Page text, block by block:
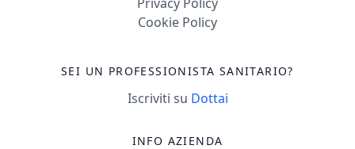
famiglia un’assistenza
accessibile. 👉 Curare
significa gestire una
Cookie Policy
SEI UN PROFESSIONISTA SANITARIO?
Iscriviti su Dottai
INFO AZIENDA